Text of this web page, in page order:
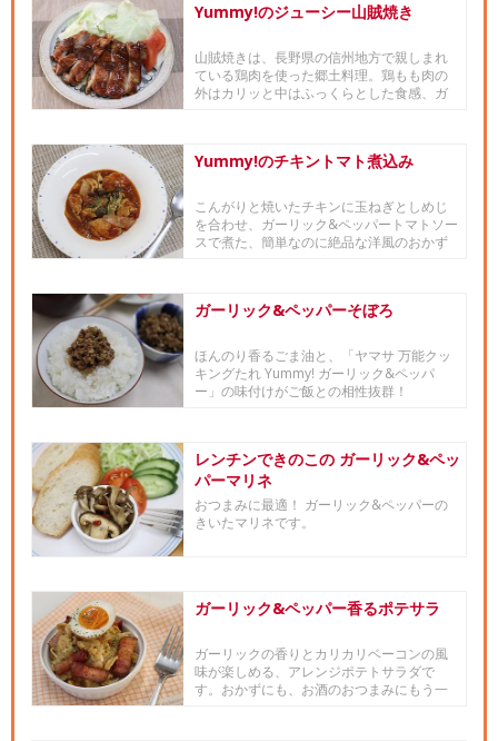
Yummy!のジューシー山賊焼き
山賊焼きは、長野県の信州地方で親しまれ
ている鶏肉を使った郷土料理。鶏もも肉の
外はカリッと中はふっくらとした食感、ガ
Yummy!のチキントマト煮込み
こんがりと焼いたチキンに玉ねぎとしめじ
を合わせ、ガーリック&ペッパートマトソー
スで煮た、簡単なのに絶品な洋風のおかず
ガーリック&ペッパーそぼろ
ほんのり香るごま油と、「ヤマサ 万能クッ
キングたれ Yummy! ガーリック&ペッパ
ー」の味付けがご飯との相性抜群！
レンチンできのこの ガーリック&ペッ
パーマリネ
おつまみに最適！ ガーリック&ペッパーの
きいたマリネです。
ガーリック&ペッパー香るポテサラ
ガーリックの香りとカリカリベーコンの風
味が楽しめる、アレンジポテトサラダで
す。おかずにも、お酒のおつまみにもう一